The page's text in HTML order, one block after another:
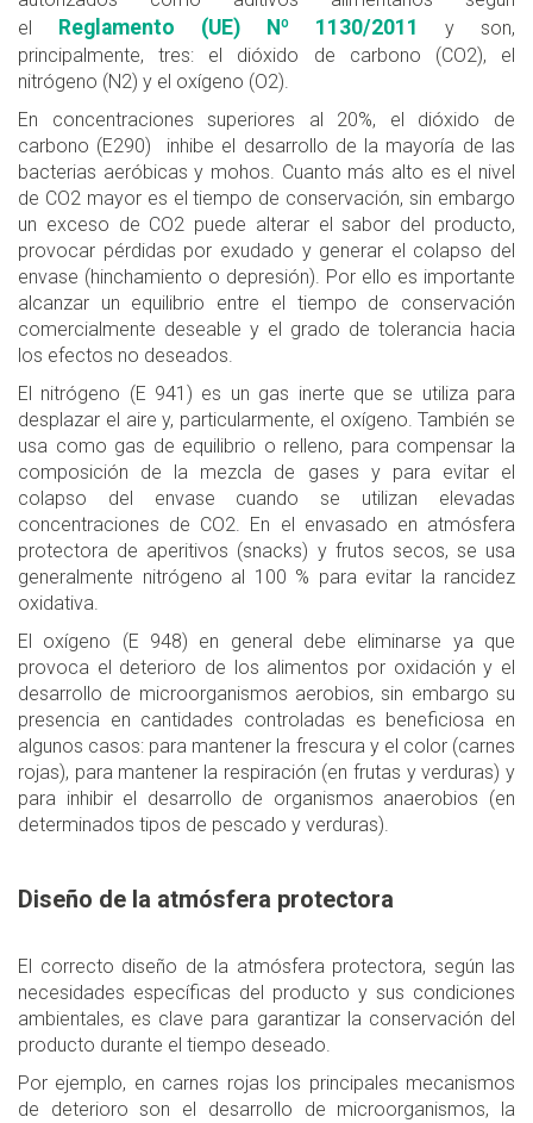
el
Reglamento (UE) Nº 1130/2011
y son,
principalmente, tres: el dióxido de carbono (CO2), el
nitrógeno (N2) y el oxígeno (O2).
En concentraciones superiores al 20%, el dióxido de
carbono (E290) inhibe el desarrollo de la mayoría de las
bacterias aeróbicas y mohos. Cuanto más alto es el nivel
de CO2 mayor es el tiempo de conservación, sin embargo
un exceso de CO2 puede alterar el sabor del producto,
provocar pérdidas por exudado y generar el colapso del
envase (hinchamiento o depresión). Por ello es importante
alcanzar un equilibrio entre el tiempo de conservación
comercialmente deseable y el grado de tolerancia hacia
los efectos no deseados.
El nitrógeno (E 941) es un gas inerte que se utiliza para
desplazar el aire y, particularmente, el oxígeno. También se
usa como gas de equilibrio o relleno, para compensar la
composición de la mezcla de gases y para evitar el
colapso del envase cuando se utilizan elevadas
concentraciones de CO2. En el envasado en atmósfera
protectora de aperitivos (snacks) y frutos secos, se usa
generalmente nitrógeno al 100 % para evitar la rancidez
oxidativa.
El oxígeno (E 948) en general debe eliminarse ya que
provoca el deterioro de los alimentos por oxidación y el
desarrollo de microorganismos aerobios, sin embargo su
presencia en cantidades controladas es beneficiosa en
algunos casos: para mantener la frescura y el color (carnes
rojas), para mantener la respiración (en frutas y verduras) y
para inhibir el desarrollo de organismos anaerobios (en
determinados tipos de pescado y verduras).
Diseño de la atmósfera protectora
El correcto diseño de la atmósfera protectora, según las
necesidades específicas del producto y sus condiciones
ambientales, es clave para garantizar la conservación del
producto durante el tiempo deseado.
Por ejemplo, en carnes rojas los principales mecanismos
de deterioro son el desarrollo de microorganismos, la